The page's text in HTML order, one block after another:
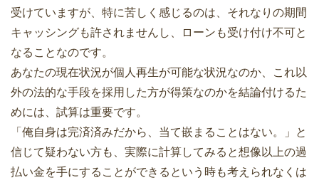
受けていますが、特に苦しく感じるのは、それなりの期間
キャッシングも許されませんし、ローンも受け付け不可と
なることなのです。
あなたの現在状況が個人再生が可能な状況なのか、これ以
外の法的な手段を採用した方が得策なのかを結論付けるた
めには、試算は重要です。
「俺自身は完済済みだから、当て嵌まることはない。」と
信じて疑わない方も、実際に計算してみると想像以上の過
払い金を手にすることができるという時も考えられなくは